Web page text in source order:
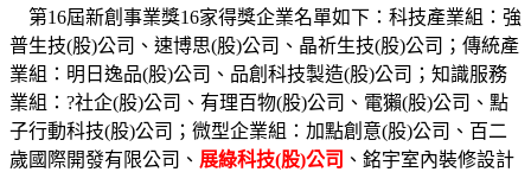
第16屆新創事業獎16家得獎企業名單如下：科技產業組：強
普生技(股)公司、速博思(股)公司、晶祈生技(股)公司；傳統產
業組：明日逸品(股)公司、品創科技製造(股)公司；知識服務
業組：?社企(股)公司、有理百物(股)公司、電獺(股)公司、點
子行動科技(股)公司；微型企業組：加點創意(股)公司、百二
歲國際開發有限公司、 展綠科技(股)公司 、銘宇室內裝修設計